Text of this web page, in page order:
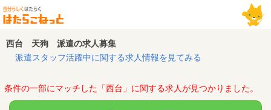
西台 天狗 派遣の求人募集
派遣スタッフ活躍中に関する求人情報を見てみる
条件の一部にマッチした「西台」に関する求人が見つかりました。